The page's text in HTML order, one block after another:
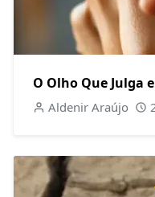
O Olho Que Julga
Aldenir Araújo